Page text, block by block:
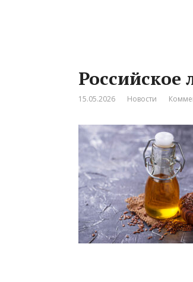
Российское
15.05.2026 Новости